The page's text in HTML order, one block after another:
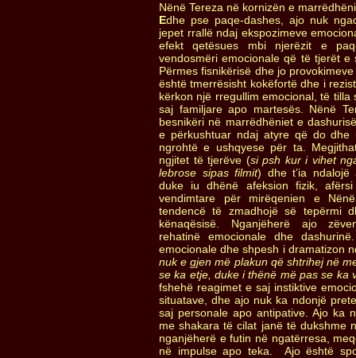
Nënë Tereza në kornizën e
Edhe pse paqe-dashes, ajo nuk
jepet rrallë ndaj ekspozimeve
efekt qetësues mbi njerëzit e
vendosmëri emocionale që të tjerët
Përmes fisnikërisë dhe jo
është tmerrësisht kokëfortë dhe i
kërkon një rregullim emocional, të tilla
saj familjare apo martesës. Nënë
besnikëri në marrëdhëniet e
e përkushtuar ndaj atyre që do
ngrohtë e ushqyese për ta.
ngjitet të tjerëve (si psh kur i vihet
lebrose sipas filmit) dhe t’ia
duke iu dhënë afeksion fizik,
vendimtare për mirëqenien e
tendencë të zmadhojë së tepërmi
kënaqësisë. Nganjëherë ajo
rehatinë emocionale dhe
emocionale dhe shpesh i dramatizon
nuk e gjen më plakun që shtrihej në
se ka etje, duke i thënë më pas se ka
fshehë reagimet e saj instiktive
situatave, dhe ajo nuk ka ndonjë
saj personale apo antipative. Ajo ka
me shakara të cilat janë të dukshme
nganjëherë e futin në ngatërresa,
në impulse apo teka. Ajo është